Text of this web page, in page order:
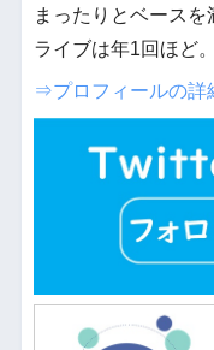
まったりとベースを
ライブは年1回ほど。
⇒プロフィールの詳